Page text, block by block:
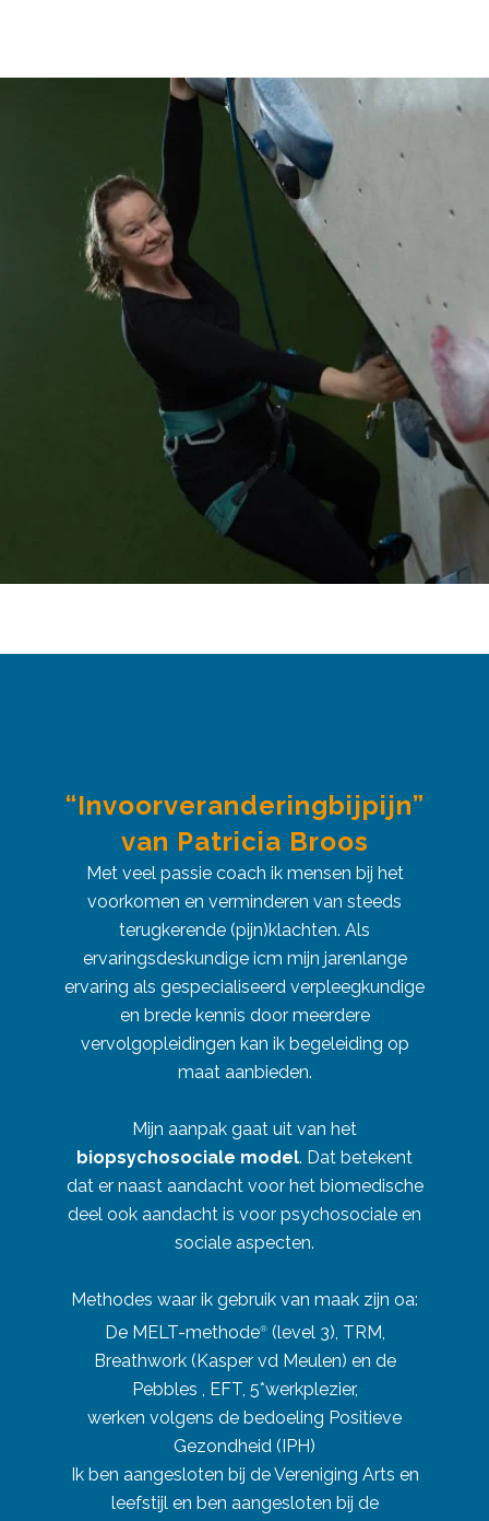
“Invoorveranderingbijpijn”
van Patricia Broos
Met veel passie coach ik mensen bij het
voorkomen en verminderen van steeds
terugkerende (pijn)klachten. Als
ervaringsdeskundige icm mijn jarenlange
ervaring als gespecialiseerd verpleegkundige
en brede kennis door meerdere
vervolgopleidingen kan ik begeleiding op
maat aanbieden.
Mijn aanpak gaat uit van het
biopsychosociale model. Dat betekent
dat er naast aandacht voor het biomedische
deel ook aandacht is voor psychosociale en
sociale aspecten.
Methodes waar ik gebruik van maak zijn oa:
De MELT-methode®(level 3), TRM,
Breathwork (Kasper vd Meulen) en de
Pebbles , EFT, 5*werkplezier,
werken volgens de bedoeling Positieve
Gezondheid (IPH)
Ik ben aangesloten bij de Vereniging Arts en
leefstijl en ben aangesloten bij de